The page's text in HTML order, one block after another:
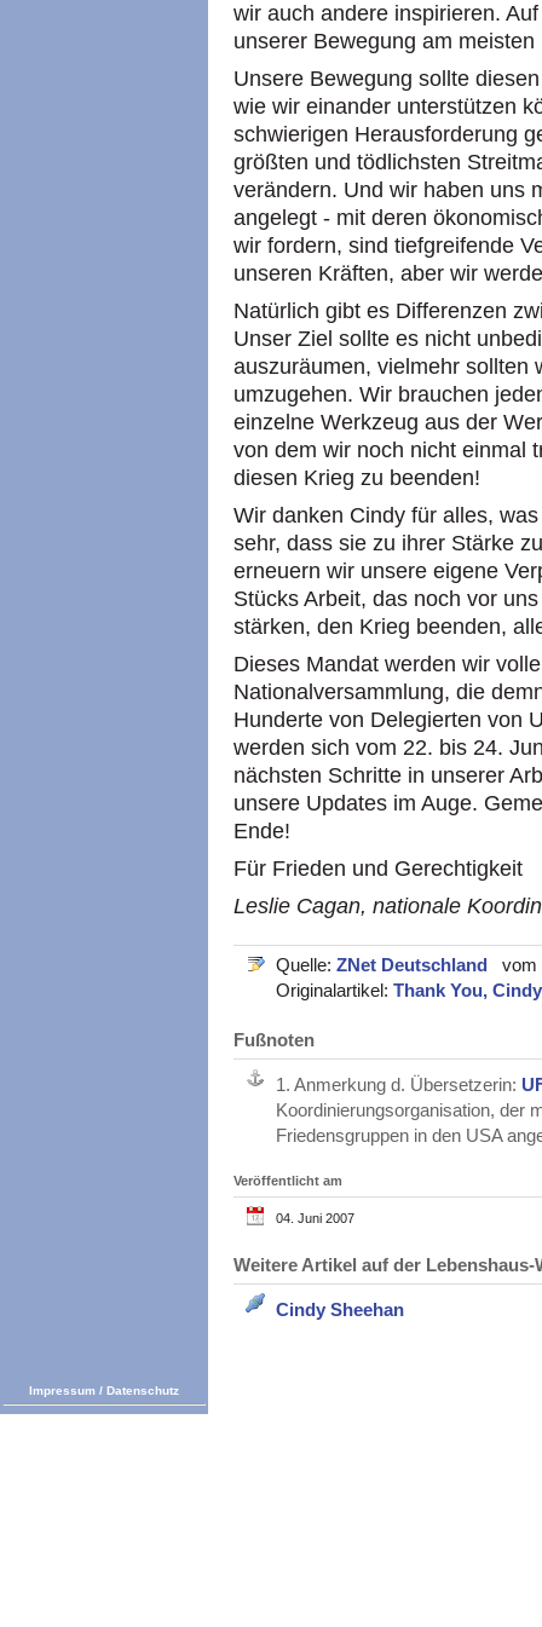
wir auch andere inspirieren.
unserer Bewegung am meisten
Unsere Bewegung sollte
wie wir einander unterstützen
schwierigen Herausforderung
größten und tödlichsten
verändern. Und wir haben uns
angelegt - mit deren
wir fordern, sind tiefgreifende
unseren Kräften, aber wir
Natürlich gibt es Differenzen
Unser Ziel sollte es nicht
auszuräumen, vielmehr sollten
umzugehen. Wir brauchen
einzelne Werkzeug aus der
von dem wir noch nicht einmal
diesen Krieg zu beenden!
Wir danken Cindy für alles,
sehr, dass sie zu ihrer Stärke
erneuern wir unsere eigene
Stücks Arbeit, das noch vor
stärken, den Krieg beenden,
Dieses Mandat werden wir
Nationalversammlung, die
Hunderte von Delegierten von
werden sich vom 22. bis 24.
nächsten Schritte in unserer
unsere Updates im Auge.
Ende!
Für Frieden und Gerechtigkeit
Leslie Cagan, nationale
Quelle: ZNet Deutschland
vom
Originalartikel: Thank You,
Fußnoten
1. Anmerkung d. Übersetzerin:
Koordinierungsorganisation, der
Friedensgruppen in den USA
Veröffentlicht am
04. Juni 2007
Weitere Artikel auf der
Cindy Sheehan
Impressum / Datenschutz